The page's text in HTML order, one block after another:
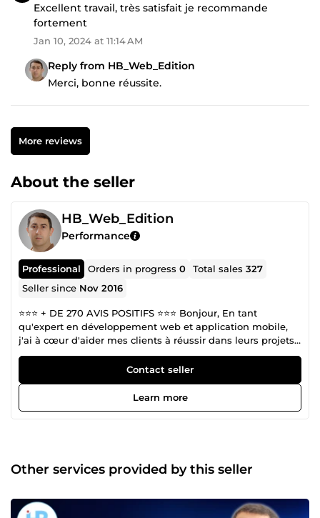
Excellent travail, très satisfait je recommande
fortement
Jan 10, 2024 at 11:14 AM
Reply from HB_Web_Edition
Merci, bonne réussite.
More reviews
About the seller
HB_Web_Edition
Performance
Professional Orders in progress0 Total sales327
Seller since Nov 2016
⭐️⭐️⭐️ + DE 270 AVIS POSITIFS ⭐️⭐️⭐️ Bonjour, En tant
qu'expert en développement web et application mobile,
j'ai à cœur d'aider mes clients à réussir dans leurs projets
en ligne. Fort de mon expérience et de mes compétences,
je mets tout en œuvre pour vous offrir un service de
qualité qui réponde à vos besoins et vos attentes. Je suis
convaincu que la réussite de mes clients est ma propre
réussite. C'est pourquoi, je suis totalement engagé à vous
solutions innovantes et efficaces qui répondent à vos
attentes. Que vous ayez besoin d'un site web, d'une
référencement, ou de toute autre aide en ligne, je suis là
Contact seller
Learn more
Other services provided by this seller